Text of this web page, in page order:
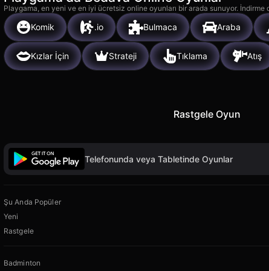
Playgama, en yeni ve en iyi ücretsiz online oyunları bir arada sunuyor.
Komik .io Bulmaca Araba
Kızlar İçin Strateji Tıklama Atış
Rastgele Oyun
Telefonunda veya Tabletinde Oyunlar
Şu Anda Popüler
Yeni
Rastgele
Badminton